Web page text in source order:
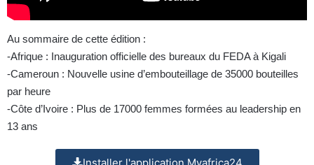
Au sommaire de cette édition :
-Afrique : Inauguration officielle des bureaux du FEDA à Kigali
-Cameroun : Nouvelle usine d’embouteillage de 35000 bouteilles
par heure
-Côte d’Ivoire : Plus de 17000 femmes formées au leadership en
13 ans